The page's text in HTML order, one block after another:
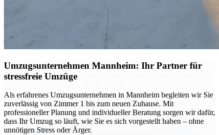
Umzugsunternehmen Mannheim: Ihr Partner für
stressfreie Umzüge
Als erfahrenes Umzugsunternehmen in Mannheim begleiten wir Sie
zuverlässig von Zimmer 1 bis zum neuen Zuhause. Mit
professioneller Planung und individueller Beratung sorgen wir dafür,
dass Ihr Umzug so läuft, wie Sie es sich vorgestellt haben – ohne
unnötigen Stress oder Ärger.